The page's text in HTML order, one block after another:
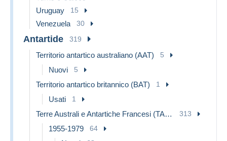
Uruguay 15
Venezuela 30
Antartide 319
Territorio antartico australiano (AAT) 5
Nuovi 5
Territorio antartico britannico (BAT) 1
Usati 1
Terre Australi e Antartiche Francesi (TAAF) 313
1955-1979 64